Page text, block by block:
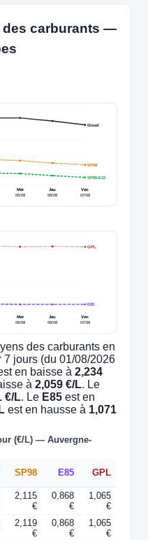
des carburants —
Mer
05/08
Jeu
06/08
Ven
07/08
Diesel
SP95-E10
SP98
Mer
05/08
Jeu
06/08
Ven
07/08
E85
GPL
des carburants en
jours (du 01/08/2026
en baisse à2,234
à2,059 €/L. Le
€/L. Le E85 est en
est en hausse à 1,071
(€/L) — Auvergne-
SP98 E85 GPL
2,115
€
0,868
€
1,065
€
2,119
€
0,868
€
1,065
€